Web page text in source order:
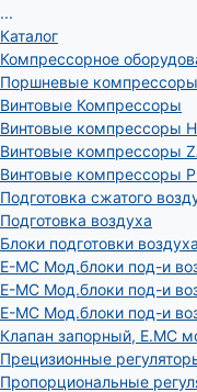
...
Каталог
Компрессорное
Поршневые компрессоры
Винтовые Компрессоры
Винтовые компрессоры
Винтовые компрессоры
Винтовые компрессоры
Подготовка сжатого
Подготовка воздуха
Блоки подготовки
E-MC Мод.блоки под-и
E-MC Мод.блоки под-и
E-MC Мод.блоки под-и
Клапан запорный, E.MC
Прецизионные
Пропорциональные